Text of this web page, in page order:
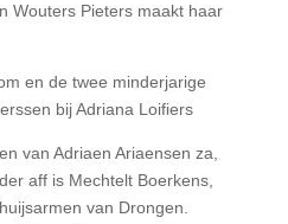
Wouters Pieters maakt haar
en de twee minderjarige
bij Adriana Loifiers
van Adriaen Ariaensen za,
aff is Mechtelt Boerkens,
van Drongen.